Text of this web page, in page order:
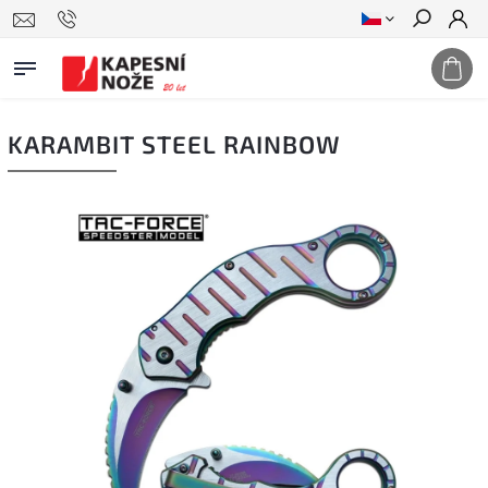
Hledat
KARAMBIT STEEL RAINBOW